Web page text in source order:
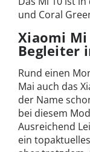
und Coral
Xiaomi Mi
Begleiter
Rund einen
Mai auch das
der Name
bei diesem
Ausreichend
ein